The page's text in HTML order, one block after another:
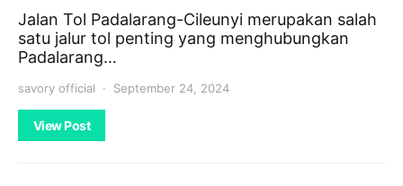
Jalan Tol Padalarang-Cileunyi merupakan salah
satu jalur tol penting yang menghubungkan
Padalarang…
savory official September 24, 2024
View Post